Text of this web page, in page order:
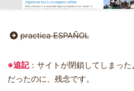
practica ESPAÑOL
※追記：サイトが閉鎖してしまった
だったのに、残念です。